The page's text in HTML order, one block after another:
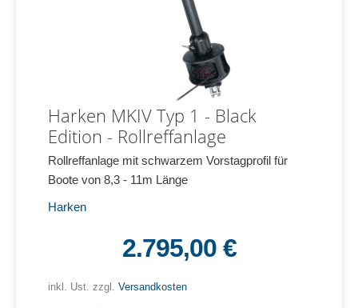
Harken MKIV Typ 1 - Black
Edition - Rollreffanlage
Rollreffanlage mit schwarzem Vorstagprofil für
Boote von 8,3 - 11m Länge
Harken
2.795,00 €
inkl. Ust. zzgl. Versandkosten